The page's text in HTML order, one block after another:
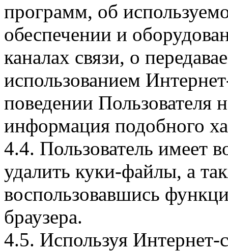
программ, об
обеспечении и
каналах связи, о
использованием
поведении Пользователя
информация подобного
4.4. Пользователь имеет
удалить куки-файлы, а
воспользовавшись
браузера.
4.5. Используя Интернет-